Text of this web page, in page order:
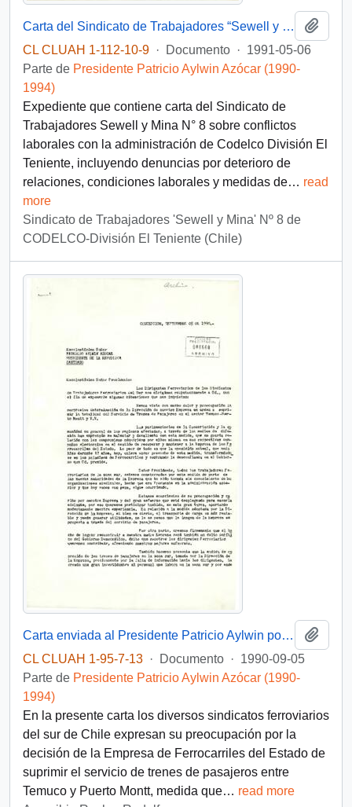
Carta del Sindicato de Trabajadores “Sewell y Mina N° 8” a Patricio Aylwin Azócar, con relación a conflictos laborales en División El Teniente de Codelco
CL CLUAH 1-112-10-9 · Documento · 1991-05-06
Parte de Presidente Patricio Aylwin Azócar (1990-
1994)
Expediente que contiene carta del Sindicato de
Trabajadores Sewell y Mina N° 8 sobre conflictos
laborales con la administración de Codelco División El
Teniente, incluyendo denuncias por deterioro de
relaciones, condiciones laborales y medidas de… read
more
Sindicato de Trabajadores 'Sewell y Mina' Nº 8 de
CODELCO-División El Teniente (Chile)
Carta enviada al Presidente Patricio Aylwin por dirigentes de diversos sindicatos ferroviarios del sur de Chile
CL CLUAH 1-95-7-13 · Documento · 1990-09-05
Parte de Presidente Patricio Aylwin Azócar (1990-
1994)
En la presente carta los diversos sindicatos ferroviarios
del sur de Chile expresan su preocupación por la
decisión de la Empresa de Ferrocarriles del Estado de
suprimir el servicio de trenes de pasajeros entre
Temuco y Puerto Montt, medida que… read more